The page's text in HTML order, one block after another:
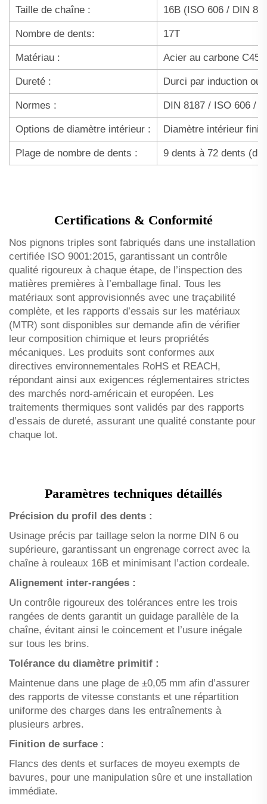
Taille de chaîne : 16B (ISO 606 / DIN
Nombre de dents: 17T
Matériau : Acier au carbone C45
Dureté : Durci par induction ou
Normes : DIN 8187 / ISO 606 /
Options de diamètre intérieur : Diamètre intérieur fini
Plage de nombre de dents : 9 dents à 72 dents
Certifications & Conformité
Nos pignons triples sont fabriqués dans une installation
certifiée ISO 9001:2015, garantissant un contrôle
qualité rigoureux à chaque étape, de l’inspection des
matières premières à l’emballage final. Tous les
matériaux sont approvisionnés avec une traçabilité
complète, et les rapports d’essais sur les matériaux
(MTR) sont disponibles sur demande afin de vérifier
leur composition chimique et leurs propriétés
mécaniques. Les produits sont conformes aux
directives environnementales RoHS et REACH,
répondant ainsi aux exigences réglementaires strictes
des marchés nord-américain et européen. Les
traitements thermiques sont validés par des rapports
d’essais de dureté, assurant une qualité constante pour
chaque lot.
Paramètres techniques détaillés
Précision du profil des dents :
Usinage précis par taillage selon la norme DIN 6 ou
supérieure, garantissant un engrenage correct avec la
chaîne à rouleaux 16B et minimisant l’action cordeale.
Alignement inter-rangées :
Un contrôle rigoureux des tolérances entre les trois
rangées de dents garantit un guidage parallèle de la
chaîne, évitant ainsi le coincement et l’usure inégale
sur tous les brins.
Tolérance du diamètre primitif :
Maintenue dans une plage de ±0,05 mm afin d’assurer
des rapports de vitesse constants et une répartition
uniforme des charges dans les entraînements à
plusieurs arbres.
Finition de surface :
Flancs des dents et surfaces de moyeu exempts de
bavures, pour une manipulation sûre et une installation
immédiate.